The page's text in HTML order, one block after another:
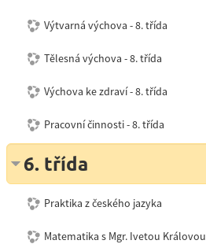
Výtvarná výchova - 8. třída
Tělesná výchova - 8. třída
Výchova ke zdraví - 8. třída
Pracovní činnosti - 8. třída
6. třída
Praktika z českého jazyka
Matematika s Mgr. Ivetou Královou